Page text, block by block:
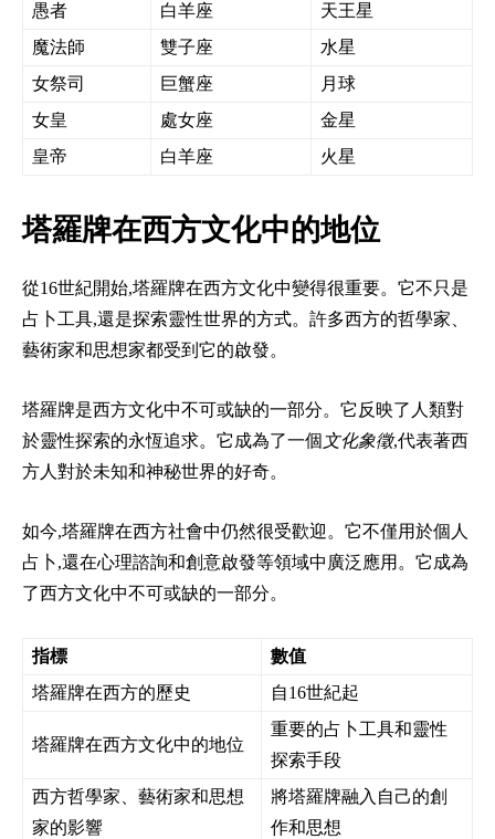
愚者
白羊座
天王星
魔法師
雙子座
水星
女祭司
巨蟹座
月球
女皇
處女座
金星
皇帝
白羊座 火星
塔羅牌在西方文化中的地位
從16世紀開始,塔羅牌在西方文化中變得很重要。它不只是
占卜工具,還是探索靈性世界的方式。許多西方的哲學家、
藝術家和思想家都受到它的啟發。
塔羅牌是西方文化中不可或缺的一部分。它反映了人類對
於靈性探索的永恆追求。它成為了一個文化象徵,代表著西
方人對於未知和神秘世界的好奇。
如今,塔羅牌在西方社會中仍然很受歡迎。它不僅用於個人
占卜,還在心理諮詢和創意啟發等領域中廣泛應用。它成為
了西方文化中不可或缺的一部分。
指標
數值
塔羅牌在西方的歷史
自16世紀起
塔羅牌在西方文化中的地位
重要的占卜工具和靈性
探索手段
西方哲學家、藝術家和思想
家的影響
將塔羅牌融入自己的創
作和思想